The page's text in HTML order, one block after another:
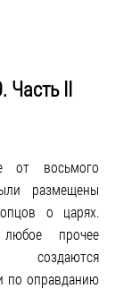
Часть II
от восьмого
размещены
о царях.
прочее
создаются
по оправданию